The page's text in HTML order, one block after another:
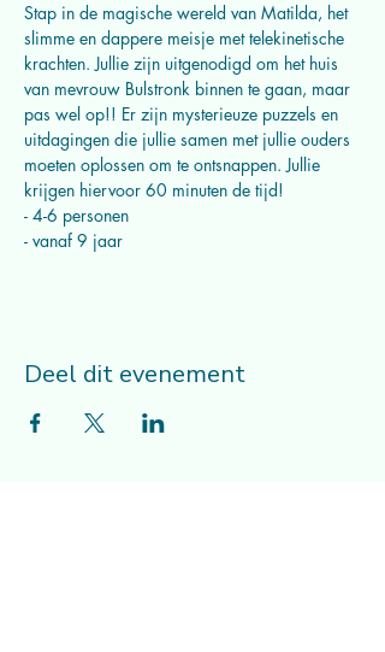
Stap in de magische wereld van Matilda, het
slimme en dappere meisje met telekinetische
krachten. Jullie zijn uitgenodigd om het huis
van mevrouw Bulstronk binnen te gaan, maar
pas wel op!! Er zijn mysterieuze puzzels en
uitdagingen die jullie samen met jullie ouders
moeten oplossen om te ontsnappen. Jullie
krijgen hiervoor 60 minuten de tijd!
- 4-6 personen
- vanaf 9 jaar
Deel dit evenement